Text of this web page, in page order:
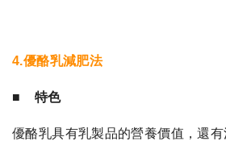
4.優酪乳減肥法
■ 特色
優酪乳具有乳製品的營養價值，還